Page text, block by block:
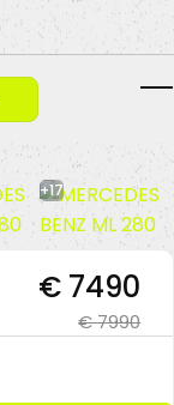
+17
€ 7990
€ 7490